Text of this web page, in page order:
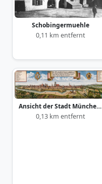
Schobingermuehle
0,11 km entfernt
Ansicht der Stadt München 1700
0,13 km entfernt